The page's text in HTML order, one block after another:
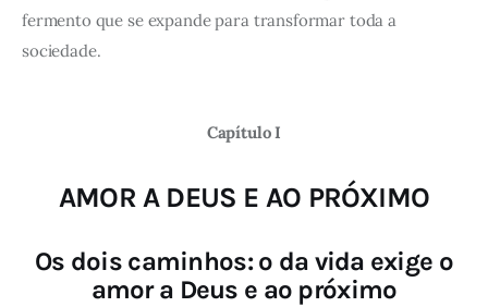
fermento que se expande para transformar toda a
sociedade.
Capítulo I
AMOR A DEUS E AO PRÓXIMO
Os dois caminhos: o da vida exige o
amor a Deus e ao próximo